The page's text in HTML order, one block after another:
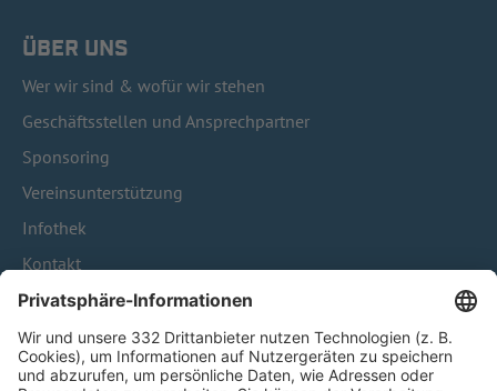
ÜBER UNS
Wer wir sind & wofür wir stehen
Geschäftsstellen und Ansprechpartner
Sponsoring
Vereinsunterstützung
Infothek
Kontakt
HÄUFIG BESUCHTE SEITEN
Pässe und Vereinswechsel